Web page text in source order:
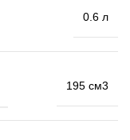
0.6 л
195 см3